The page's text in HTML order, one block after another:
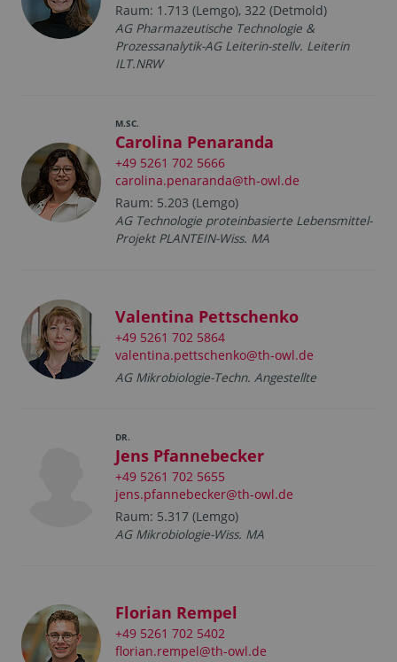
Raum: 1.713 (Lemgo), 322 (Detmold)
AG Pharmazeutische Technologie &
Prozessanalytik-AG Leiterin-stellv. Leiterin
ILT.NRW
M.SC.
Carolina Penaranda
+49 5261 702 5666
carolina.penaranda@th-owl.de
Raum: 5.203 (Lemgo)
AG Technologie proteinbasierte Lebensmittel-
Projekt PLANTEIN-Wiss. MA
Valentina Pettschenko
+49 5261 702 5864
valentina.pettschenko@th-owl.de
AG Mikrobiologie-Techn. Angestellte
DR.
Jens Pfannebecker
+49 5261 702 5655
jens.pfannebecker@th-owl.de
Raum: 5.317 (Lemgo)
AG Mikrobiologie-Wiss. MA
Florian Rempel
+49 5261 702 5402
florian.rempel@th-owl.de